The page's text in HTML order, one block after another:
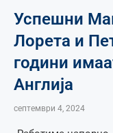
Успешни
Лорета и
години
Англија
септември 4, 2024